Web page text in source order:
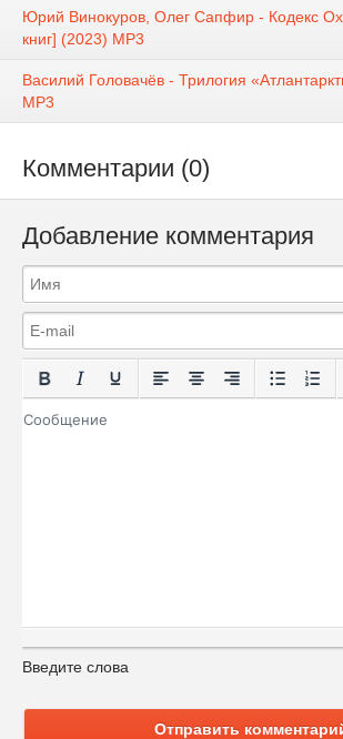
Юрий Винокуров, Олег Сапфир - Кодекс
книг] (2023) МР3
Василий Головачёв - Трилогия
МР3
Комментарии (0)
Добавление комментария
Введите слова
Отправить